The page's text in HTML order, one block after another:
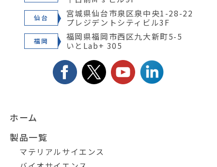
仙台 宮城県仙台市泉区泉中央1-28-22
プレジデントシティビル3F
福岡 福岡県福岡市西区九大新町5-5
いとLab+ 305
ホーム
製品一覧
マテリアルサイエンス